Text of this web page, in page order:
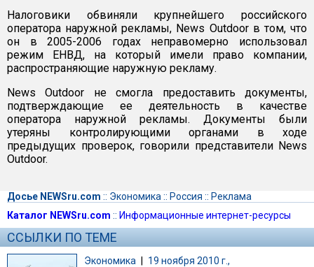
Налоговики обвиняли крупнейшего российского
оператора наружной рекламы, News Outdoor в том, что
он в 2005-2006 годах неправомерно использовал
режим ЕНВД, на который имели право компании,
распространяющие наружную рекламу.
News Outdoor не смогла предоставить документы,
подтверждающие ее деятельность в качестве
оператора наружной рекламы. Документы были
утеряны контролирующими органами в ходе
предыдущих проверок, говорили представители News
Outdoor.
Досье NEWSru.com :: Экономика :: Россия :: Реклама
Каталог NEWSru.com :: Информационные интернет-ресурсы
ССЫЛКИ ПО ТЕМЕ
Экономика | 19 ноября 2010 г.,